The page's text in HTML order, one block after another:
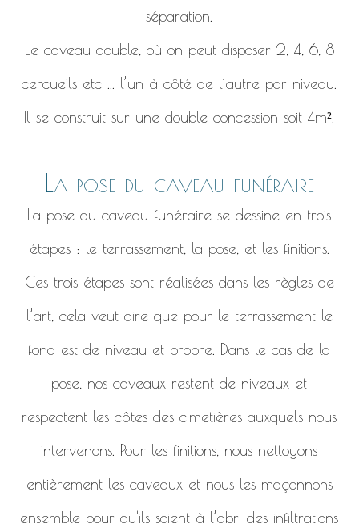
séparation.
Le caveau double, où on peut disposer 2, 4, 6, 8
cercueils etc ... l’un à côté de l’autre par niveau.
Il se construit sur une double concession soit 4m².
La pose du caveau funéraire
La pose du caveau funéraire se dessine en trois
étapes : le terrassement, la pose, et les finitions.
Ces trois étapes sont réalisées dans les règles de
l’art, cela veut dire que pour le terrassement le
fond est de niveau et propre. Dans le cas de la
pose, nos caveaux restent de niveaux et
respectent les côtes des cimetières auxquels nous
intervenons. Pour les finitions, nous nettoyons
entièrement les caveaux et nous les maçonnons
ensemble pour qu'ils soient à l’abri des infiltrations